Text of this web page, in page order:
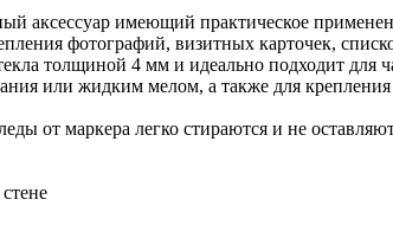
аксессуар имеющий практическое
фотографий, визитных карточек,
толщиной 4 мм и идеально подходит для
или жидким мелом, а также для
от маркера легко стираются и не